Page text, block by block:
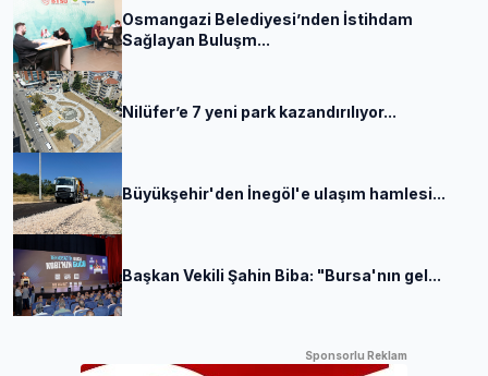
Osmangazi Belediyesi’nden İstihdam
Sağlayan Buluşm...
Nilüfer’e 7 yeni park kazandırılıyor...
Büyükşehir'den İnegöl'e ulaşım hamlesi...
Başkan Vekili Şahin Biba: "Bursa'nın gel...
Sponsorlu Reklam